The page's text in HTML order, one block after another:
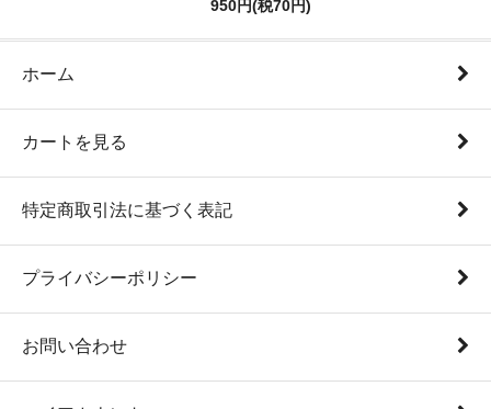
950円(税70円)
ホーム
カートを見る
特定商取引法に基づく表記
プライバシーポリシー
お問い合わせ